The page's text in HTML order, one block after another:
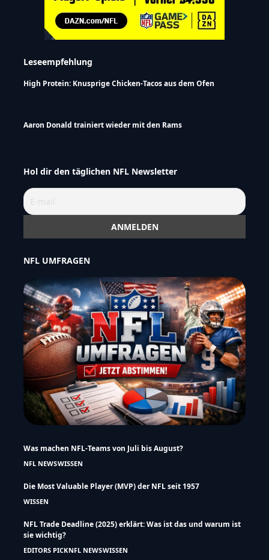
Leseempfehlung
High Protein: Knusprige Chicken-Tacos aus dem Ofen
Aaron Donald trainiert wieder mit den Rams
Hol dir den täglichen NFL Newsletter
NFL UMFRAGEN
Was machen NFL-Teams von Juli bis August?
NFL NEWSWISSEN
Die Most Valuable Player (MVP) der NFL seit 1957
WISSEN
NFL Trade Deadline (2025) erklärt: Was ist das und warum ist
sie wichtig?
EDITORS PICKNFL NEWSWISSEN